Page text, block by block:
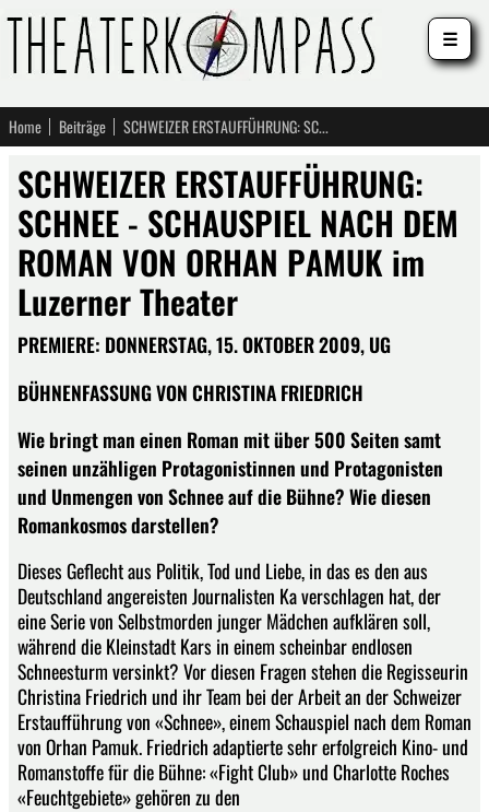
Home Beiträge SCHWEIZER ERSTAUFFÜHRUNG: SCHNEE - SCHAUSPIEL NACH DEM ROMAN VON ORHAN PAMUK im Luzerner Theater
SCHWEIZER ERSTAUFFÜHRUNG:
SCHNEE - SCHAUSPIEL NACH DEM
ROMAN VON ORHAN PAMUK im
Luzerner Theater
PREMIERE: DONNERSTAG, 15. OKTOBER 2009, UG
BÜHNENFASSUNG VON CHRISTINA FRIEDRICH
Wie bringt man einen Roman mit über 500 Seiten samt
seinen unzähligen Protagonistinnen und Protagonisten
und Unmengen von Schnee auf die Bühne? Wie diesen
Romankosmos darstellen?
Dieses Geflecht aus Politik, Tod und Liebe, in das es den aus
Deutschland angereisten Journalisten Ka verschlagen hat, der
eine Serie von Selbstmorden junger Mädchen aufklären soll,
während die Kleinstadt Kars in einem scheinbar endlosen
Schneesturm versinkt? Vor diesen Fragen stehen die Regisseurin
Christina Friedrich und ihr Team bei der Arbeit an der Schweizer
Erstaufführung von «Schnee», einem Schauspiel nach dem Roman
von Orhan Pamuk. Friedrich adaptierte sehr erfolgreich Kino- und
Romanstoffe für die Bühne: «Fight Club» und Charlotte Roches
«Feuchtgebiete» gehören zu den
☰